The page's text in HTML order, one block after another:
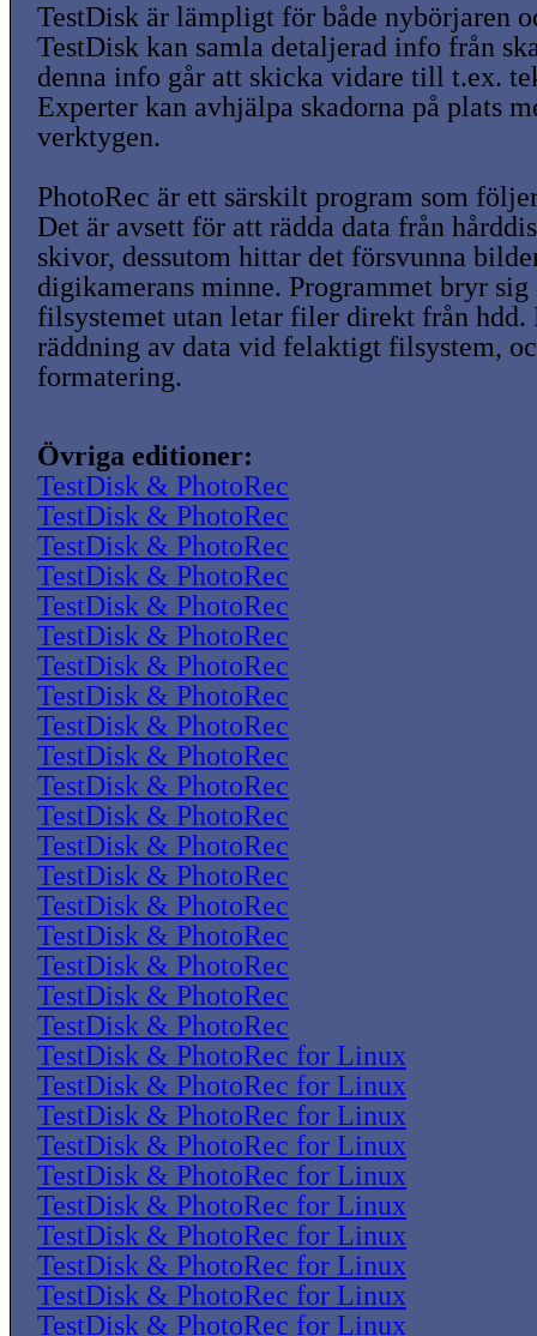
TestDisk är lämpligt för både nybörjaren
TestDisk kan samla detaljerad info från
denna info går att skicka vidare till t.ex.
Experter kan avhjälpa skadorna på plats
verktygen.
PhotoRec är ett särskilt program som
Det är avsett för att rädda data från
skivor, dessutom hittar det försvunna
digikamerans minne. Programmet bryr
filsystemet utan letar filer direkt från
räddning av data vid felaktigt filsystem,
formatering.
Övriga editioner:
TestDisk & PhotoRec
TestDisk & PhotoRec
TestDisk & PhotoRec
TestDisk & PhotoRec
TestDisk & PhotoRec
TestDisk & PhotoRec
TestDisk & PhotoRec
TestDisk & PhotoRec
TestDisk & PhotoRec
TestDisk & PhotoRec
TestDisk & PhotoRec
TestDisk & PhotoRec
TestDisk & PhotoRec
TestDisk & PhotoRec
TestDisk & PhotoRec
TestDisk & PhotoRec
TestDisk & PhotoRec
TestDisk & PhotoRec
TestDisk & PhotoRec
TestDisk & PhotoRec for Linux
TestDisk & PhotoRec for Linux
TestDisk & PhotoRec for Linux
TestDisk & PhotoRec for Linux
TestDisk & PhotoRec for Linux
TestDisk & PhotoRec for Linux
TestDisk & PhotoRec for Linux
TestDisk & PhotoRec for Linux
TestDisk & PhotoRec for Linux
TestDisk & PhotoRec for Linux